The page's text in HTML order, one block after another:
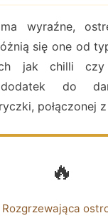
wyraźne,
się one od
jak chilli
dodatek do
połączonej
🔥
Rozgrzewająca